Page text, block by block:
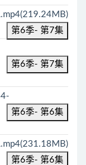
第6季- 第7集
第6季- 第7集
第6季- 第6集
第6季- 第6集